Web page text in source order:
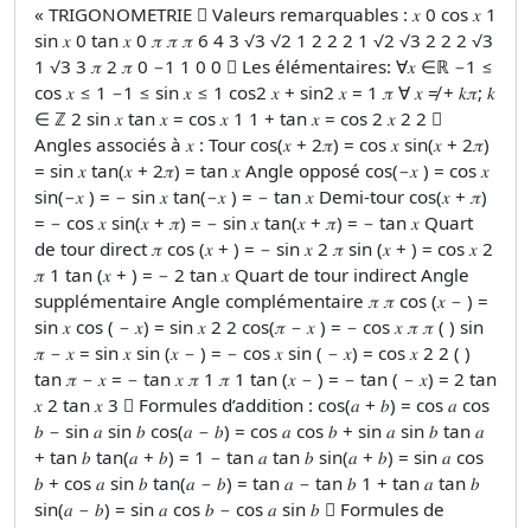
« TRIGONOMETRIE  Valeurs remarquables : 𝑥 0 cos 𝑥 1
sin 𝑥 0 tan 𝑥 0 𝜋 𝜋 𝜋 6 4 3 √3 √2 1 2 2 2 1 √2 √3 2 2 2 √3
1 √3 3 𝜋 2 𝜋 0 −1 1 0 0  Les élémentaires: ∀𝑥 ∈ℝ −1 ≤
cos 𝑥 ≤ 1 −1 ≤ sin 𝑥 ≤ 1 cos2 𝑥 + sin2 𝑥 = 1 𝜋 ∀ 𝑥 ≠ + 𝑘𝜋; 𝑘
∈ ℤ 2 sin 𝑥 tan 𝑥 = cos 𝑥 1 1 + tan 𝑥 = cos 2 𝑥 2 2 
Angles associés à 𝑥 : Tour cos(𝑥 + 2𝜋) = cos 𝑥 sin(𝑥 + 2𝜋)
= sin 𝑥 tan(𝑥 + 2𝜋) = tan 𝑥 Angle opposé cos(−𝑥 ) = cos 𝑥
sin(−𝑥 ) = − sin 𝑥 tan(−𝑥 ) = − tan 𝑥 Demi-tour cos(𝑥 + 𝜋)
= − cos 𝑥 sin(𝑥 + 𝜋) = − sin 𝑥 tan(𝑥 + 𝜋) = − tan 𝑥 Quart
de tour direct 𝜋 cos (𝑥 + ) = − sin 𝑥 2 𝜋 sin (𝑥 + ) = cos 𝑥 2
𝜋 1 tan (𝑥 + ) = − 2 tan 𝑥 Quart de tour indirect Angle
supplémentaire Angle complémentaire 𝜋 𝜋 cos (𝑥 − ) =
sin 𝑥 cos ( − 𝑥) = sin 𝑥 2 2 cos(𝜋 − 𝑥 ) = − cos 𝑥 𝜋 𝜋 ( ) sin
𝜋 − 𝑥 = sin 𝑥 sin (𝑥 − ) = − cos 𝑥 sin ( − 𝑥) = cos 𝑥 2 2 ( )
tan 𝜋 − 𝑥 = − tan 𝑥 𝜋 1 𝜋 1 tan (𝑥 − ) = − tan ( − 𝑥) = 2 tan
𝑥 2 tan 𝑥 3  Formules d’addition : cos(𝑎 + 𝑏) = cos 𝑎 cos
𝑏 − sin 𝑎 sin 𝑏 cos(𝑎 − 𝑏) = cos 𝑎 cos 𝑏 + sin 𝑎 sin 𝑏 tan 𝑎
+ tan 𝑏 tan(𝑎 + 𝑏) = 1 − tan 𝑎 tan 𝑏 sin(𝑎 + 𝑏) = sin 𝑎 cos
𝑏 + cos 𝑎 sin 𝑏 tan(𝑎 − 𝑏) = tan 𝑎 − tan 𝑏 1 + tan 𝑎 tan 𝑏
sin(𝑎 − 𝑏) = sin 𝑎 cos 𝑏 − cos 𝑎 sin 𝑏  Formules de